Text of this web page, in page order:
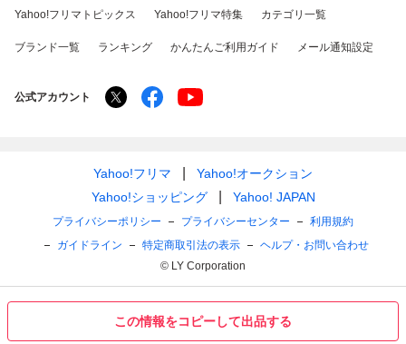
この情報をコピーして出品する
Yahoo!フリマトピックス Yahoo!フリマ特集 カテゴリ一覧
ブランド一覧 ランキング かんたんご利用ガイド メール通知設定
公式アカウント
Yahoo!フリマ
Yahoo!オークション
Yahoo!ショッピング
Yahoo! JAPAN
プライバシーポリシー プライバシーセンター
利用規約
ガイドライン
特定商取引法の表示
ヘルプ・お問い合わせ
© LY Corporation